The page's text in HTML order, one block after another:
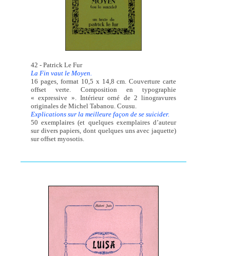
42 - Patrick Le Fur
La Fin vaut le Moyen.
16 pages, format 10,5 x 14,8 cm. Couverture carte
offset verte. Composition en typographie
« expressive ». Intérieur orné de 2 linogravures
originales de Michel Tabanou. Cousu.
Explications sur la meilleure façon de se suicider.
50 exemplaires (et quelques exemplaires d’auteur
sur divers papiers, dont quelques uns avec jaquette)
sur offset myosotis.